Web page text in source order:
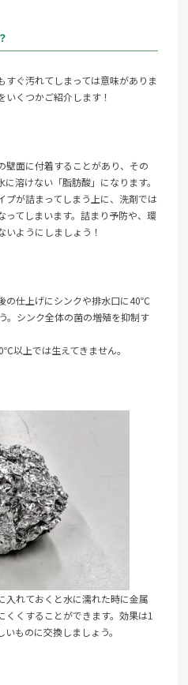
すぐ汚れてしまっては意味がありま
くつかご紹介します！
壁面に付着することがあり、その
溶けない「脂肪酸」になります。
プが詰まってしまう上に、洗剤では
ってしまいます。詰まり予防や、環
ようにしましょう！
の仕上げにシンクや排水口に40℃
シンク全体の菌の増殖を抑制す
上では生えてきません。
入れておくと水に濡れた時に金属
くすることができます。効果は1
ものに交換しましょう。